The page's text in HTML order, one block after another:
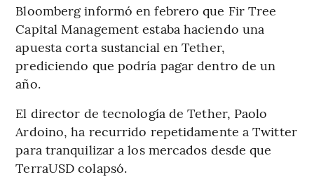
Bloomberg informó en febrero que Fir Tree
Capital Management estaba haciendo una
apuesta corta sustancial en Tether,
prediciendo que podría pagar dentro de un
año.
El director de tecnología de Tether, Paolo
Ardoino, ha recurrido repetidamente a Twitter
para tranquilizar a los mercados desde que
TerraUSD colapsó.